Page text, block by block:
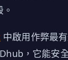
中啟用作弊最
，它能安